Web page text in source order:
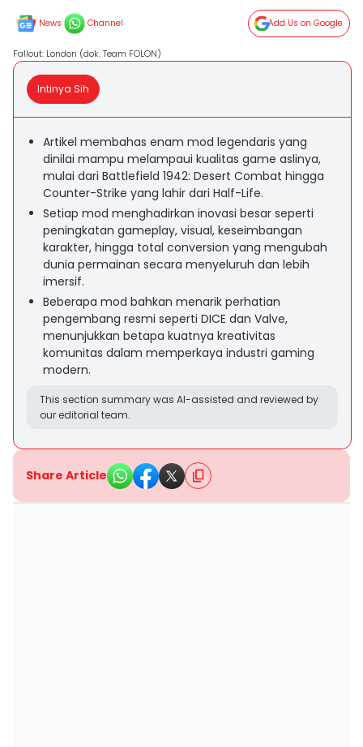
News Channel Add Us on Google
Fallout: London (dok. Team FOLON)
Intinya Sih
Artikel membahas enam mod legendaris yang
dinilai mampu melampaui kualitas game aslinya,
mulai dari Battlefield 1942: Desert Combat hingga
Counter-Strike yang lahir dari Half-Life.
Setiap mod menghadirkan inovasi besar seperti
peningkatan gameplay, visual, keseimbangan
karakter, hingga total conversion yang mengubah
dunia permainan secara menyeluruh dan lebih
imersif.
Beberapa mod bahkan menarik perhatian
pengembang resmi seperti DICE dan Valve,
menunjukkan betapa kuatnya kreativitas
komunitas dalam memperkaya industri gaming
modern.
This section summary was AI-assisted and reviewed by
our editorial team.
Share Article